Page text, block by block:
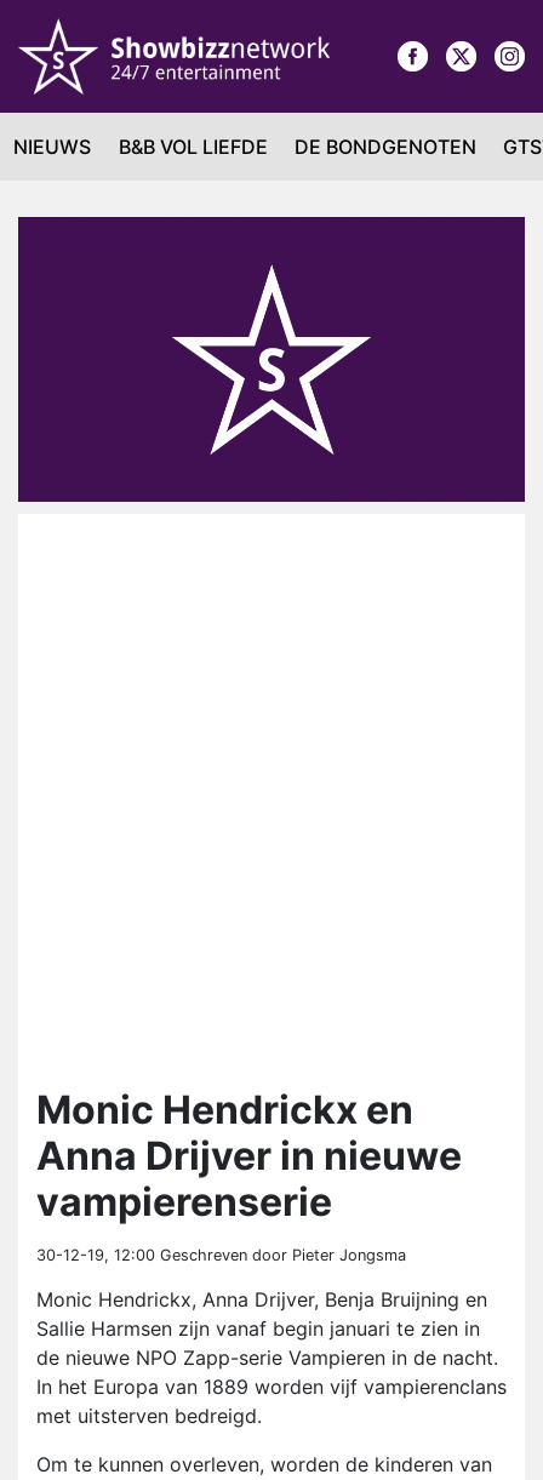
NIEUWS B&B VOL LIEFDE DE BONDGENOTEN
Monic Hendrickx en
Anna Drijver in nieuwe
vampierenserie
30-12-19, 12:00 Geschreven door Pieter Jongsma
Monic Hendrickx, Anna Drijver, Benja Bruijning en
Sallie Harmsen zijn vanaf begin januari te zien in
de nieuwe NPO Zapp-serie Vampieren in de nacht.
In het Europa van 1889 worden vijf vampierenclans
met uitsterven bedreigd.
Om te kunnen overleven, worden de kinderen van